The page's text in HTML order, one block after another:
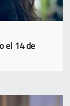
el 14 de